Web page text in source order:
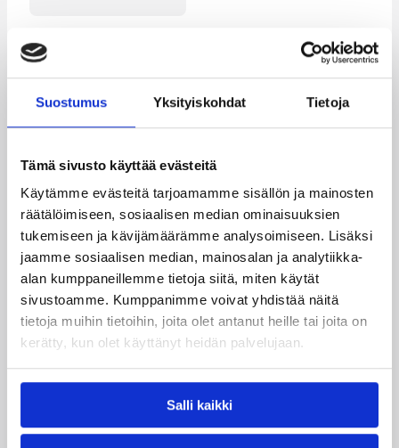
Suostumus Yksityiskohdat Tietoja
Tämä sivusto käyttää evästeitä
Käytämme evästeitä tarjoamamme sisällön ja mainosten
räätälöimiseen, sosiaalisen median ominaisuuksien
tukemiseen ja kävijämäärämme analysoimiseen. Lisäksi
jaamme sosiaalisen median, mainosalan ja analytiikka-
alan kumppaneillemme tietoja siitä, miten käytät
sivustoamme. Kumppanimme voivat yhdistää näitä
tietoja muihin tietoihin, joita olet antanut heille tai joita on
kerätty, kun olet käyttänyt heidän palvelujaan.
Salli kaikki
Kategoriat
Erotuomarit
Koripalloliitto
Katso myös